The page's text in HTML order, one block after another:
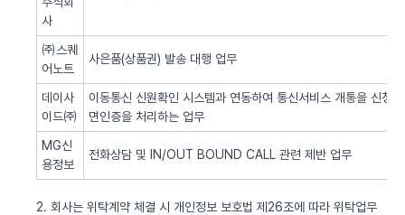
사
㈜스퀘
어노트
사은품(상품권) 발송 대행 업무
데이사
이드㈜
이동통신 신원확인 시스템과 연동하여 통신서비스 개통을 신청
면인증을 처리하는 업무
MG신
용정보
전화상담 및 IN/OUT BOUND CALL 관련 제반 업무
2. 회사는 위탁계약 체결 시 개인정보 보호법 제26조에 따라 위탁업무